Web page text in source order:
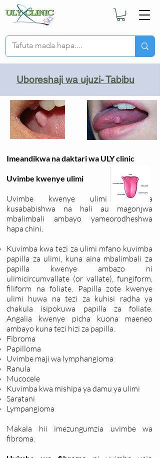
Uboreshaji wa ujuzi- Tabibu
Imeandikwa na daktari wa ULY clinic
Uvimbe kwenye ulimi
Uvimbe kwenye ulimi unaweza
kusababishwa na hali au magonjwa
mbalimbali ambayo yameorodheshwa
hapa chini.
Kuvimba kwa tezi za ulimi mfano kuvimba
papilla za ulimi, kuna aina mbalimbali za
papilla kwenye ambazo ni
ulimicircumvallate (or vallate), fungiform,
filiform na foliate. Papilla zote kwenye
ulimi huwa na tezi za kuhisi radha ya
chakula isipokuwa papilla za foliate.
Angalia kwenye picha kuona maeneo
ambayo kuna tezi hizi za papilla.
Fibroma
Papilloma
Uvimbe maji wa lymphangioma
Ranula
Mucocele
Kuvimba kwa mishipa ya damu ya ulimi
Saratani
Lympangioma
Makala hii imezungumzia uvimbe wa
fibroma.